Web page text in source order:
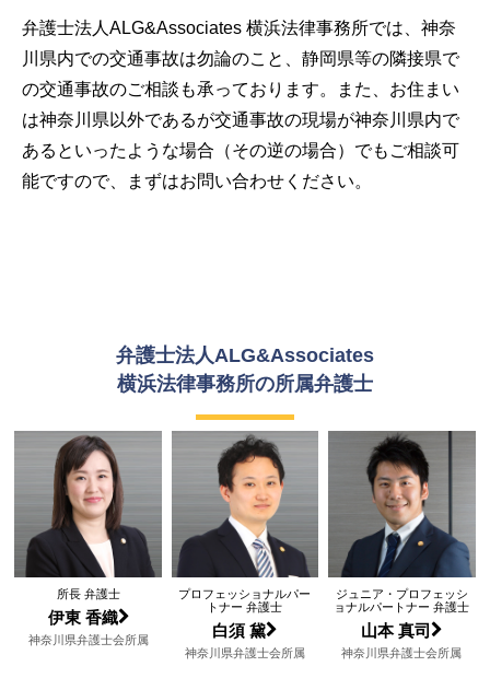
弁護士法人ALG&Associates 横浜法律事務所では、神奈
川県内での交通事故は勿論のこと、静岡県等の隣接県で
の交通事故のご相談も承っております。また、お住まい
は神奈川県以外であるが交通事故の現場が神奈川県内で
あるといったような場合（その逆の場合）でもご相談可
能ですので、まずはお問い合わせください。
弁護士法人ALG&Associates
横浜法律事務所の所属弁護士
所長 弁護士
伊東 香織
神奈川県弁護士会所属
プロフェッショナルパー
トナー 弁護士
白須 黛
神奈川県弁護士会所属
ジュニア・プロフェッシ
ョナルパートナー 弁護士
山本 真司
神奈川県弁護士会所属